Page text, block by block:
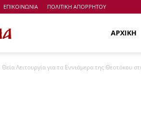
ΕΠΙΚΟΙΝΩΝΙΑ ΠΟΛΙΤΙΚΗ ΑΠΟΡΡΗΤΟΥ
Μονοπάτια
ΑΡΧΙΚΗ
Θεία Λειτουργία για τα Εννιάμερα της Θεοτόκου